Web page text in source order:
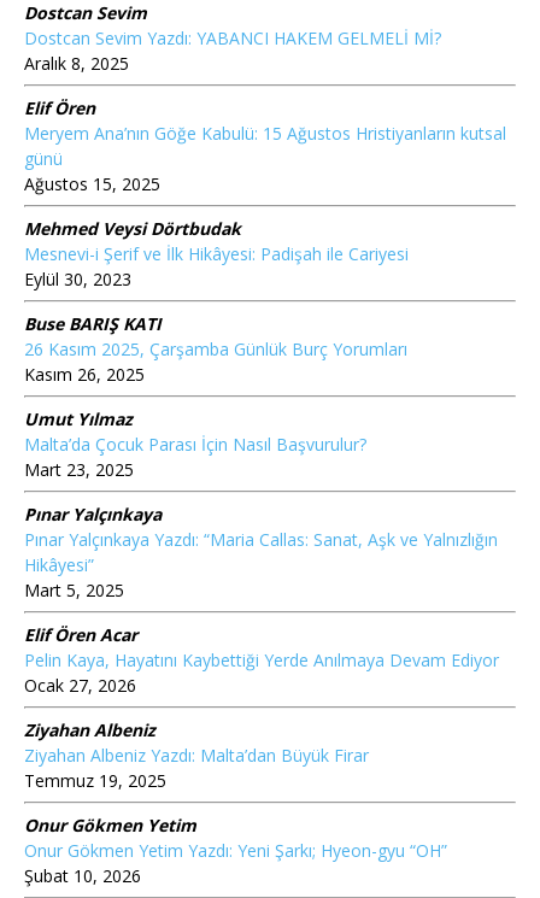
Dostcan Sevim
Dostcan Sevim Yazdı: YABANCI HAKEM GELMELİ Mİ?
Aralık 8, 2025
Elif Ören
Meryem Ana’nın Göğe Kabulü: 15 Ağustos Hristiyanların kutsal
günü
Ağustos 15, 2025
Mehmed Veysi Dörtbudak
Mesnevi-i Şerif ve İlk Hikâyesi: Padişah ile Cariyesi
Eylül 30, 2023
Buse BARIŞ KATI
26 Kasım 2025, Çarşamba Günlük Burç Yorumları
Kasım 26, 2025
Umut Yılmaz
Malta’da Çocuk Parası İçin Nasıl Başvurulur?
Mart 23, 2025
Pınar Yalçınkaya
Pınar Yalçınkaya Yazdı: “Maria Callas: Sanat, Aşk ve Yalnızlığın
Hikâyesi”
Mart 5, 2025
Elif Ören Acar
Pelin Kaya, Hayatını Kaybettiği Yerde Anılmaya Devam Ediyor
Ocak 27, 2026
Ziyahan Albeniz
Ziyahan Albeniz Yazdı: Malta’dan Büyük Firar
Temmuz 19, 2025
Onur Gökmen Yetim
Onur Gökmen Yetim Yazdı: Yeni Şarkı; Hyeon-gyu “OH”
Şubat 10, 2026